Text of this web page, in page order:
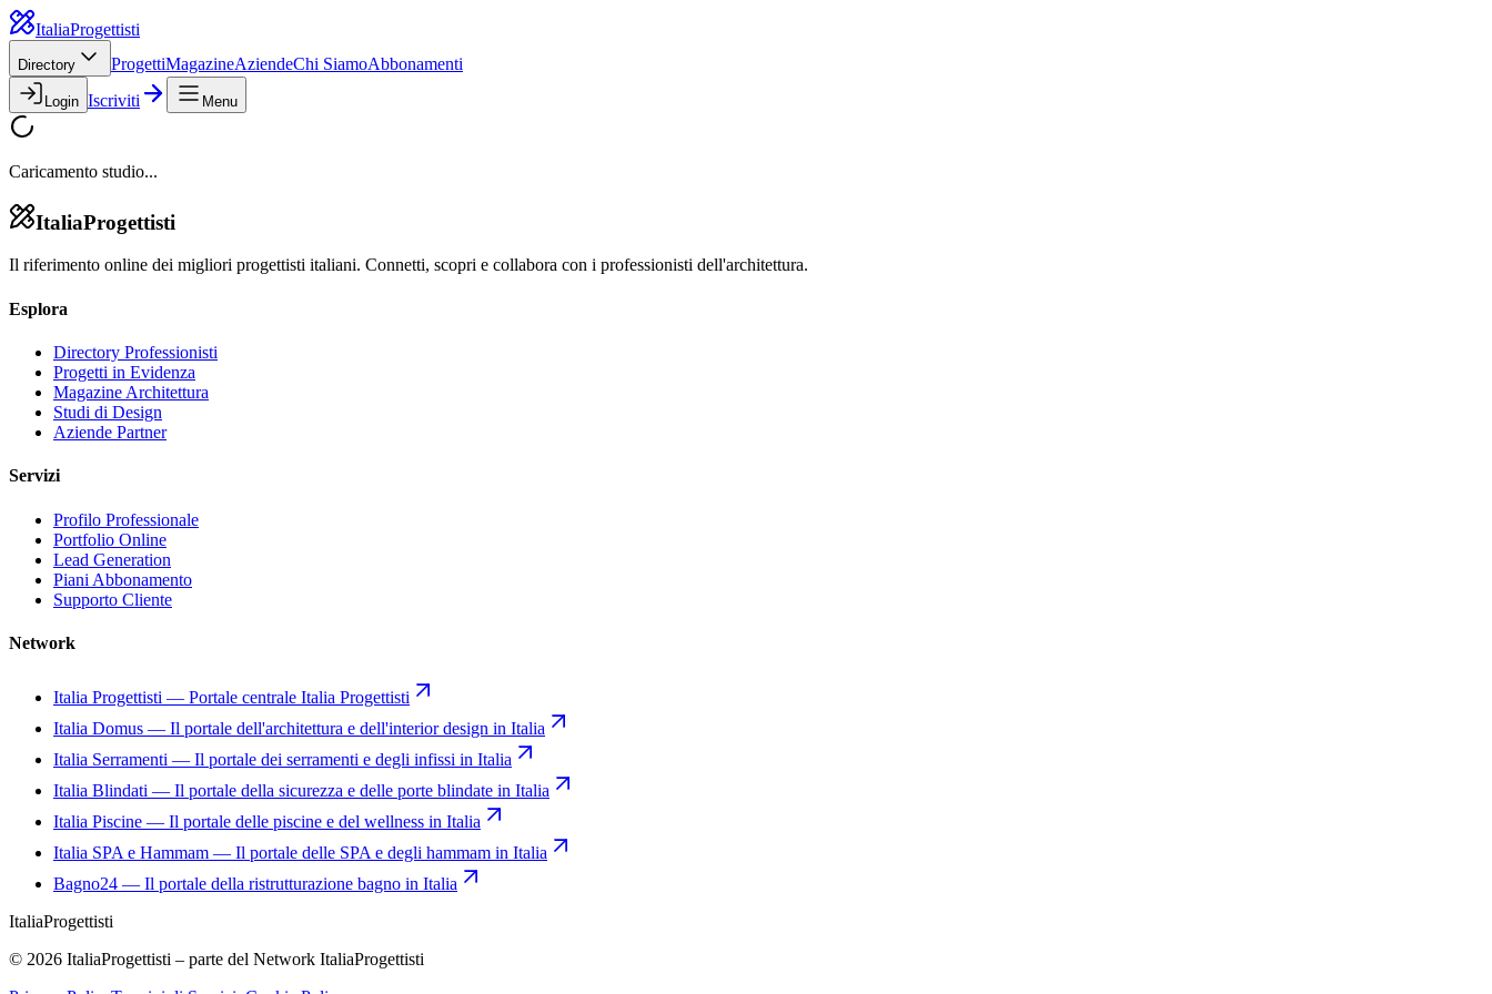
ItaliaProgettisti
Directory ProgettiMagazineAziendeChi SiamoAbbonamenti
Login Iscriviti Menu
Caricamento studio...
ItaliaProgettisti
Il riferimento online dei migliori progettisti italiani. Connetti, scopri e collabora con i professionisti dell'architettura.
Esplora
Directory Professionisti
Progetti in Evidenza
Magazine Architettura
Studi di Design
Aziende Partner
Servizi
Profilo Professionale
Portfolio Online
Lead Generation
Piani Abbonamento
Supporto Cliente
Network
Italia Progettisti — Portale centrale Italia Progettisti
Italia Domus — Il portale dell'architettura e dell'interior design in Italia
Italia Serramenti — Il portale dei serramenti e degli infissi in Italia
Italia Blindati — Il portale della sicurezza e delle porte blindate in Italia
Italia Piscine — Il portale delle piscine e del wellness in Italia
Italia SPA e Hammam — Il portale delle SPA e degli hammam in Italia
Bagno24 — Il portale della ristrutturazione bagno in Italia
ItaliaProgettisti
© 2026 ItaliaProgettisti – parte del Network ItaliaProgettisti